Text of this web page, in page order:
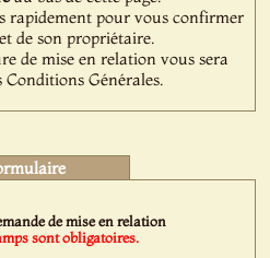
rapidement pour vous confirmer
de son propriétaire.
de mise en relation vous sera
Conditions Générales.
de mise en relation
sont obligatoires.